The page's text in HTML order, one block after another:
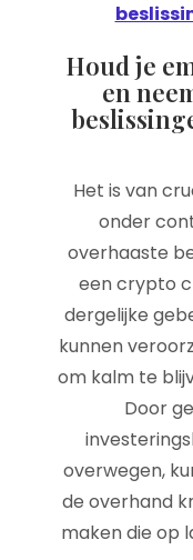
Houd je
en
Het is van
onder
overhaaste
een crypto
dergelijke
kunnen
om kalm te
Door
overwegen,
de overhand
maken die op